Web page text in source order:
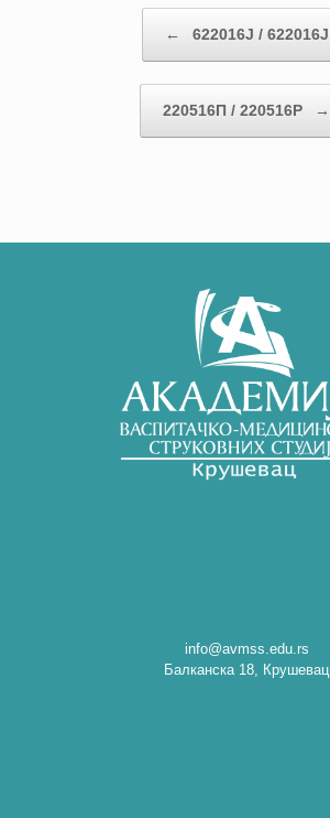
← 622016J / 622016J
220516П / 220516P →
info@avmss.edu.rs
Балканска 18, Крушевац